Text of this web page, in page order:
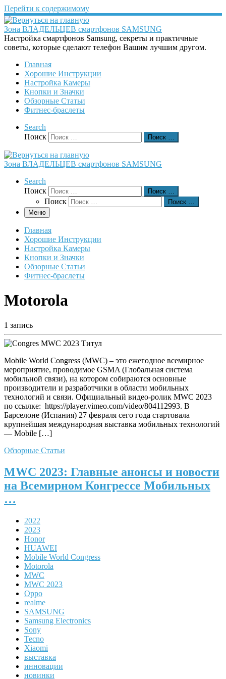
Перейти к содержимому
Зона ВЛАДЕЛЬЦЕВ смартфонов SAMSUNG
Настройка смартфонов Samsung, секреты и практичные
советы, которые сделают телефон Вашим лучшим другом.
Главная
Хорошие Инструкции
Настройка Камеры
Кнопки и Значки
Обзорные Статьи
Фитнес-браслеты
Search
Поиск
Поиск …
Зона ВЛАДЕЛЬЦЕВ смартфонов SAMSUNG
Search
Поиск
Поиск …
Поиск
Поиск …
Меню
Главная
Хорошие Инструкции
Настройка Камеры
Кнопки и Значки
Обзорные Статьи
Фитнес-браслеты
Motorola
1 запись
Mobile World Congress (MWC) – это ежегодное всемирное
мероприятие, проводимое GSMA (Глобальная система
мобильной связи), на котором собираются основные
производители и разработчики в области мобильных
технологий и связи. Официальный видео-ролик MWC 2023
по ссылке: https://player.vimeo.com/video/804112993. В
Барселоне (Испания) 27 февраля сего года стартовала
крупнейшая международная выставка мобильных технологий
— Mobile […]
Обзорные Статьи
MWC 2023: Главные анонсы и новости
на Всемирном Конгрессе Мобильных
…
2022
2023
Honor
HUAWEI
Mobile World Congress
Motorola
MWC
MWC 2023
Oppo
realme
SAMSUNG
Samsung Electronics
Sony
Tecno
Xiaomi
выставка
инновации
новинки